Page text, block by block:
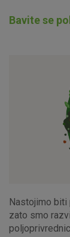
Bavite se
Nastojimo biti
zato smo